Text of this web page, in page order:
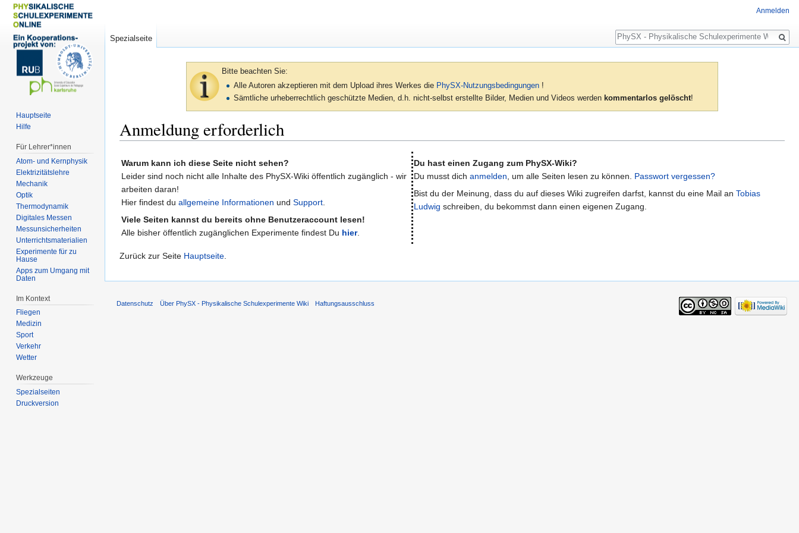
Bitte beachten Sie:
Alle Autoren akzeptieren mit dem Upload ihres Werkes die PhySX-Nutzungsbedingungen !
Sämtliche urheberrechtlich geschützte Medien, d.h. nicht-selbst erstellte Bilder, Medien und Videos werden kommentarlos gelöscht!
Anmeldung erforderlich
Warum kann ich diese Seite nicht sehen?
Leider sind noch nicht alle Inhalte des PhySX-Wiki öffentlich zugänglich - wir
arbeiten daran!
Hier findest du allgemeine Informationen und Support
Viele Seiten kannst du bereits ohne Benutzeraccount lesen!
Alle bisher öffentlich zugänglichen Experimente findest Du hier.
Du hast einen Zugang zum PhySX-Wiki?
Du musst dich anmelden , um alle Seiten lesen zu können. Passwort vergessen?
Bist du der Meinung, dass du auf dieses Wiki zugreifen darfst, kannst du eine Mail an Tobias
Ludwig schreiben, du bekommst dann einen eigenen Zugang.
Zurück zur Seite Hauptseite
Anmelden
Spezialseite
Suche
Hauptseite
Hilfe
Für Lehrer*innen
Atom- und Kernphysik
Elektrizitätslehre
Mechanik
Optik
Thermodynamik
Digitales Messen
Messunsicherheiten
Unterrichtsmaterialien
Experimente für zu
Hause
Apps zum Umgang mit
Daten
Im Kontext
Fliegen
Medizin
Sport
Verkehr
Wetter
Werkzeuge
Spezialseiten
Druckversion
Datenschutz Über PhySX - Physikalische Schulexperimente Wiki Haftungsausschluss